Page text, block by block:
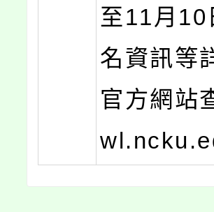
至11月10
名資訊等
官方網站